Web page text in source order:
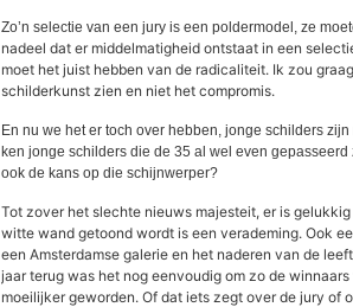
Zo’n selectie van een jury is een poldermodel, ze
nadeel dat er middelmatigheid ontstaat in een
moet het juist hebben van de radicaliteit. Ik zou
schilderkunst zien en niet het compromis.
En nu we het er toch over hebben, jonge schilders
ken jonge schilders die de 35 al wel even
ook de kans op die schijnwerper?
Tot zover het slechte nieuws majesteit, er is
witte wand getoond wordt is een verademing. Ook
een Amsterdamse galerie en het naderen van de
jaar terug was het nog eenvoudig om zo de
moeilijker geworden. Of dat iets zegt over de jury of